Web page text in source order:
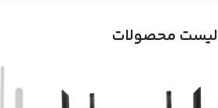
لیست محصولات